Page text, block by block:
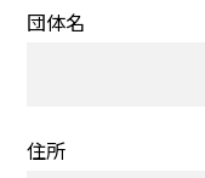
団体名
住所